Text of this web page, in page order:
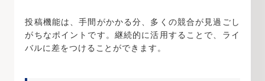
投稿機能は、手間がかかる分、多くの競合が見過ごし
がちなポイントです。継続的に活用することで、ライ
バルに差をつけることができます。